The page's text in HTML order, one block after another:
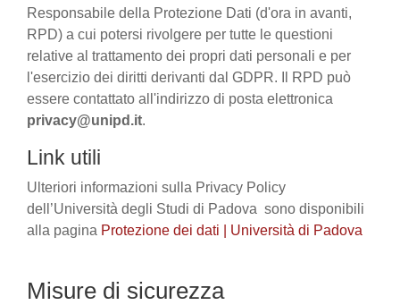
Responsabile della Protezione Dati (d'ora in avanti,
RPD) a cui potersi rivolgere per tutte le questioni
relative al trattamento dei propri dati personali e per
l'esercizio dei diritti derivanti dal GDPR. Il RPD può
essere contattato all'indirizzo di posta elettronica
privacy@unipd.it.
Link utili
Ulteriori informazioni sulla Privacy Policy
dell’Università degli Studi di Padova sono disponibili
alla pagina Protezione dei dati | Università di Padova
Misure di sicurezza